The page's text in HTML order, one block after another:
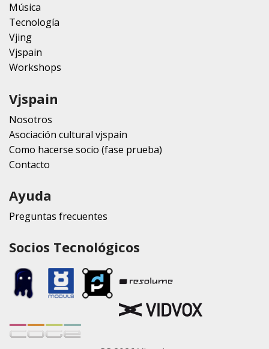
Música
Tecnología
Vjing
Vjspain
Workshops
Vjspain
Nosotros
Asociación cultural vjspain
Como hacerse socio (fase prueba)
Contacto
Ayuda
Preguntas frecuentes
Socios Tecnológicos